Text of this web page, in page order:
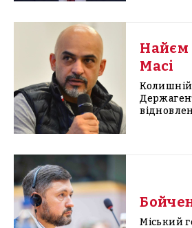
Найєм
Масі
Колишній
Міський